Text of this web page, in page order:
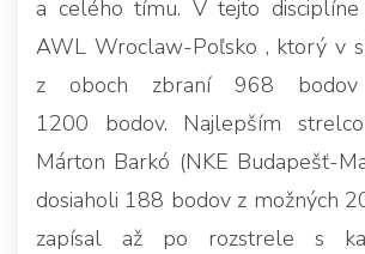
a celého tímu. V tejto
AWL Wroclaw-Poľsko , ktorý v
z oboch zbraní 968
1200 bodov. Najlepším
Márton Barkó (NKE Budapešť-
dosiaholi 188 bodov z možných
zapísal až po rozstrele s